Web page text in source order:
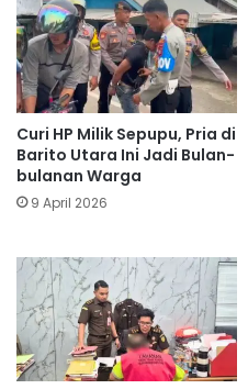
Curi HP Milik Sepupu, Pria di
Barito Utara Ini Jadi Bulan-
bulanan Warga
9 April 2026